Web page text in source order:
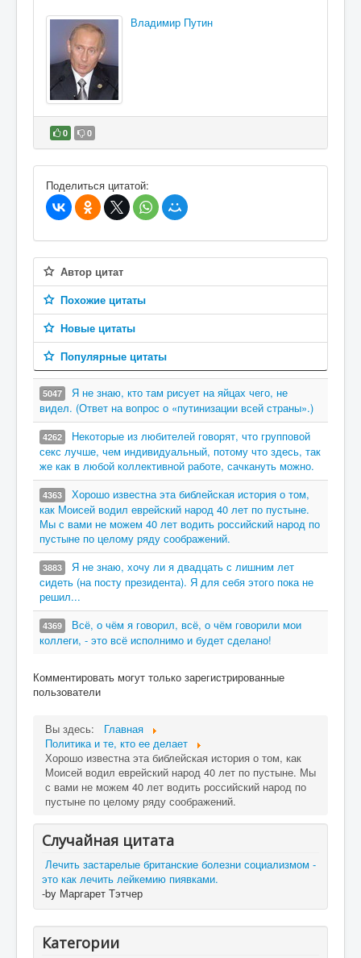
Владимир Путин
0 0
В избранное
Поделиться цитатой:
Автор цитат
Похожие цитаты
Новые цитаты
Популярные цитаты
5047
Я не знаю, кто там рисует на яйцах чего, не
видел. (Ответ на вопрос о «путинизации всей страны».)
4262
Некоторые из любителей говорят, что групповой
секс лучше, чем индивидуальный, потому что здесь, так
же как в любой коллективной работе, сачкануть можно.
4363
Хорошо известна эта библейская история о том,
как Моисей водил еврейский народ 40 лет по пустыне.
Мы с вами не можем 40 лет водить российский народ по
пустыне по целому ряду соображений.
3883
Я не знаю, хочу ли я двадцать с лишним лет
сидеть (на посту президента). Я для себя этого пока не
решил...
4369
Всё, о чём я говорил, всё, о чём говорили мои
коллеги, - это всё исполнимо и будет сделано!
Комментировать могут только зарегистрированные
пользователи
Вы здесь:
Главная
Политика и те, кто ее делает
Хорошо известна эта библейская история о том, как
Моисей водил еврейский народ 40 лет по пустыне. Мы
с вами не можем 40 лет водить российский народ по
пустыне по целому ряду соображений.
Случайная цитата
Лечить застарелые британские болезни социализмом -
это как лечить лейкемию пиявками.
-by Маргарет Тэтчер
Категории